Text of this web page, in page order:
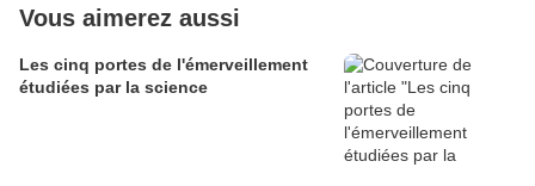
Vous aimerez aussi
Les cinq portes de l'émerveillement
étudiées par la science